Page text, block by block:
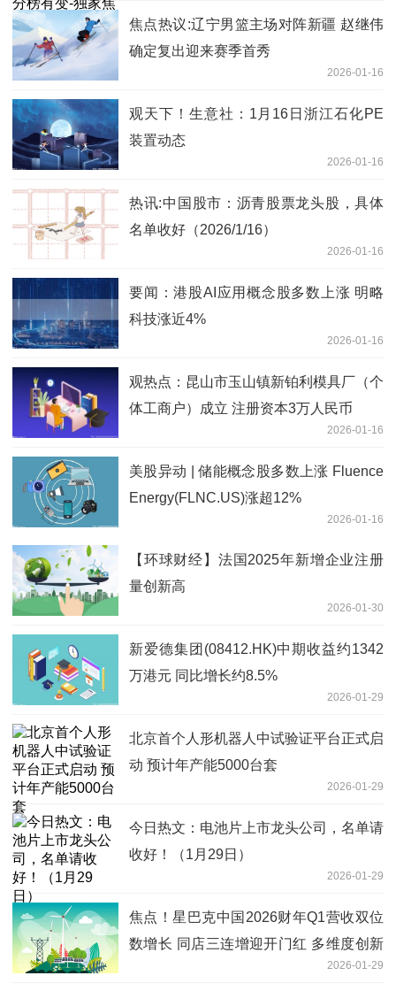
焦点热议:辽宁男篮主场对阵新疆 赵继伟
确定复出迎来赛季首秀
2026-01-16
观天下！生意社：1月16日浙江石化PE
装置动态
2026-01-16
热讯:中国股市：沥青股票龙头股，具体
名单收好（2026/1/16）
2026-01-16
要闻：港股AI应用概念股多数上涨 明略
科技涨近4%
2026-01-16
观热点：昆山市玉山镇新铂利模具厂（个
体工商户）成立 注册资本3万人民币
2026-01-16
美股异动 | 储能概念股多数上涨 Fluence
Energy(FLNC.US)涨超12%
2026-01-16
【环球财经】法国2025年新增企业注册
量创新高
2026-01-30
新爱德集团(08412.HK)中期收益约1342
万港元 同比增长约8.5%
2026-01-29
北京首个人形机器人中试验证平台正式启
动 预计年产能5000台套
2026-01-29
今日热文：电池片上市龙头公司，名单请
收好！（1月29日）
2026-01-29
焦点！星巴克中国2026财年Q1营收双位
数增长 同店三连增迎开门红 多维度创新
2026-01-29